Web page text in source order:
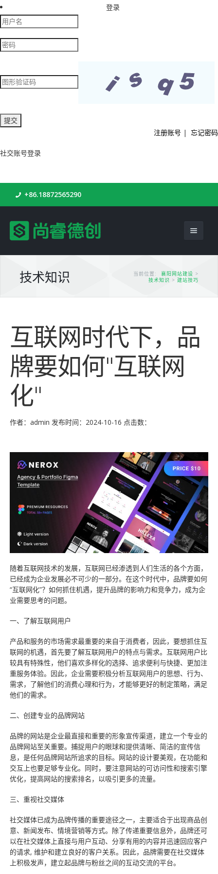
登录
注册账号 | 忘记密码
社交账号登录
+86.18872565290
服务项目
网站建设
平面设计
PSD转HTML
数据与API
服务报价
解决方案
企业网站
商城网站
高端网站
教育app定制开发
电商APP定制开发
快速建站
售后服务
云应用·小程序
产品服务
尚睿德创程序
云主机
推广优化
小程序模板
网站模板
云·速成美站
弹窗广告
睿推宝
企业网站
商城网站
手机网站
技术知识
建站技巧
常见问题
关于我们
合作客户
免费获取报价
预约服务
技术知识 当前位置: 襄阳网站建设 >
技术知识 > 建站技巧
互联网时代下，品
牌要如何"互联网
化"
作者：admin 发布时间：2024-10-16 点击数：
随着互联网技术的发展，互联网已经渗透到人们生活的各个方面，
已经成为企业发展必不可少的一部分。在这个时代中，品牌要如何
“互联网化”？如何抓住机遇，提升品牌的影响力和竞争力，成为企
业需要思考的问题。
一、了解互联网用户
产品和服务的市场需求最重要的来自于消费者，因此，要想抓住互
联网的机遇，首先要了解互联网用户的特点与需求。互联网用户比
较具有特殊性，他们喜欢多样化的选择、追求便利与快捷、更加注
重服务体验。因此，企业需要积极分析互联网用户的思想、行为、
需求，了解他们的消费心理和行为，才能够更好的制定策略，满足
他们的需求。
二、创建专业的品牌网站
品牌的网站是企业最直接和重要的形象宣传渠道，建立一个专业的
品牌网站至关重要。捕捉用户的眼球和提供清晰、简洁的宣传信
息，是任何品牌网站所追求的目标。网站的设计要美观，在功能和
交互上也要足够专业化。同时，要注意网站的可访问性和搜索引擎
优化，提高网站的搜索排名，以吸引更多的流量。
三、重视社交媒体
社交媒体已成为品牌传播的重要途径之一，主要适合于出现商品创
意、新闻发布、情境营销等方式。除了传递重要信息外，品牌还可
以在社交媒体上直接与用户互动、分享有用的内容并迅速回应客户
的请求, 维护和建立良好的客户关系。因此，品牌需要在社交媒体
上积极发声，建立起品牌与粉丝之间的互动交流的平台。